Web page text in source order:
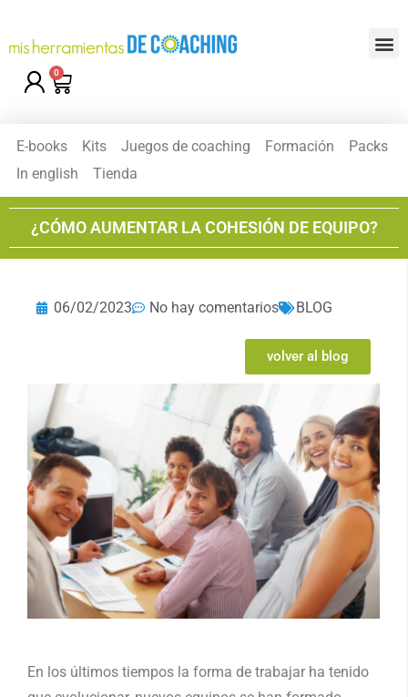
0
E-books Kits Juegos de coaching Formación
Packs
In english
Tienda
¿CÓMO AUMENTAR LA COHESIÓN DE EQUIPO?
06/02/2023 No hay comentarios BLOG
volver al blog
En los últimos tiempos la forma de trabajar ha tenido